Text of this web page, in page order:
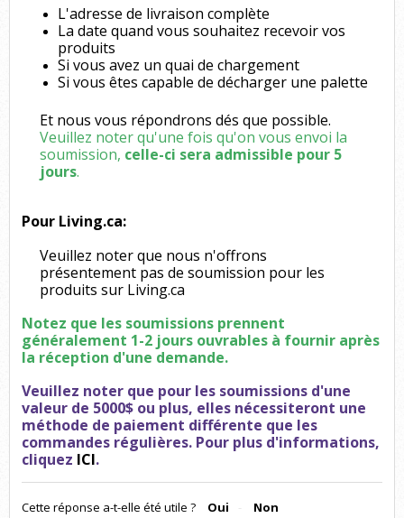
L'adresse de livraison complète
La date quand vous souhaitez recevoir vos
produits
Si vous avez un quai de chargement
Si vous êtes capable de décharger une palette
Et nous vous répondrons dés que possible.
Veuillez noter qu'une fois qu'on vous envoi la
soumission, celle-ci sera admissible pour 5
jours.
Pour Living.ca:
Veuillez noter que nous n'offrons
présentement pas de soumission pour les
produits sur Living.ca
Notez que les soumissions prennent
généralement 1-2 jours ouvrables à fournir après
la réception d'une demande.
Veuillez noter que pour les soumissions d'une
valeur de 5000$ ou plus, elles nécessiteront une
méthode de paiement différente que les
commandes régulières. Pour plus d'informations,
cliquez ICI.
Cette réponse a-t-elle été utile ? Oui Non